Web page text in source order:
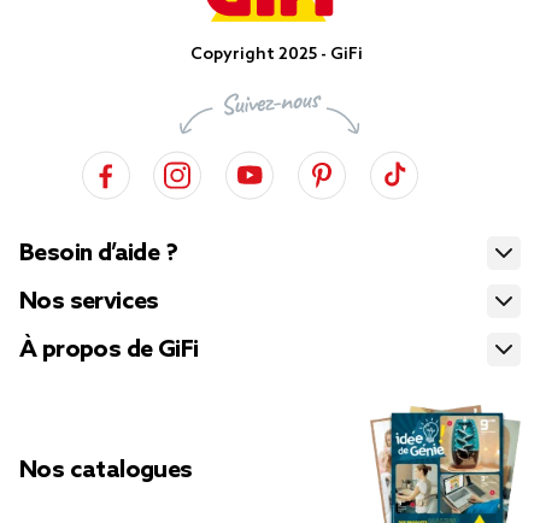
Copyright 2025 - GiFi
Besoin d’aide ?
Nos services
À propos de GiFi
Nos catalogues